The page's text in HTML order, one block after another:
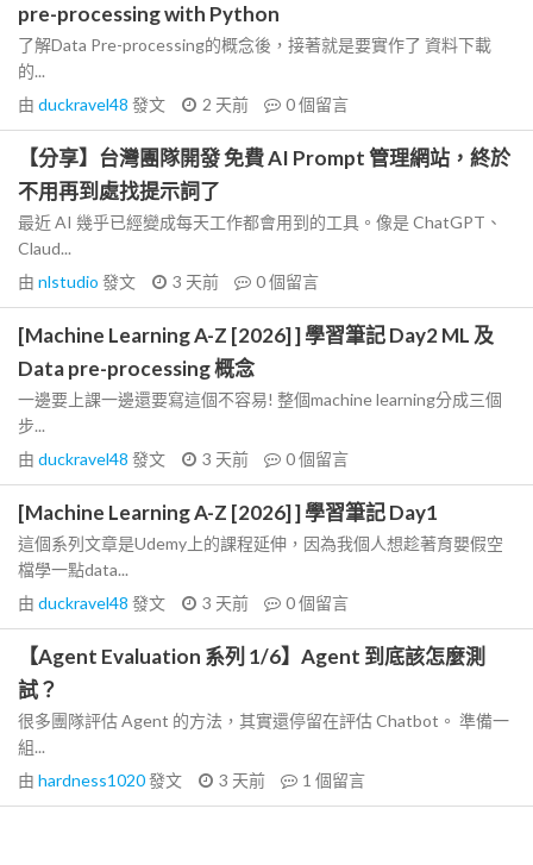
pre-processing with Python
了解Data Pre-processing的概念後，接著就是要實作了 資料下載
的...
由 duckravel48 發文 2 天前 0個留言
【分享】台灣團隊開發 免費 AI Prompt 管理網站，終於
不用再到處找提示詞了
最近 AI 幾乎已經變成每天工作都會用到的工具。像是 ChatGPT、
Claud...
由 nlstudio 發文 3 天前 0個留言
[Machine Learning A-Z [2026] ] 學習筆記 Day2 ML 及
Data pre-processing 概念
一邊要上課一邊還要寫這個不容易! 整個machine learning分成三個
步...
由 duckravel48 發文 3 天前 0個留言
[Machine Learning A-Z [2026] ] 學習筆記 Day1
這個系列文章是Udemy上的課程延伸，因為我個人想趁著育嬰假空
檔學一點data...
由 duckravel48 發文 3 天前 0個留言
【Agent Evaluation 系列 1/6】Agent 到底該怎麼測
試？
很多團隊評估 Agent 的方法，其實還停留在評估 Chatbot。 準備一
組...
由 hardness1020發文 3 天前 1 個留言